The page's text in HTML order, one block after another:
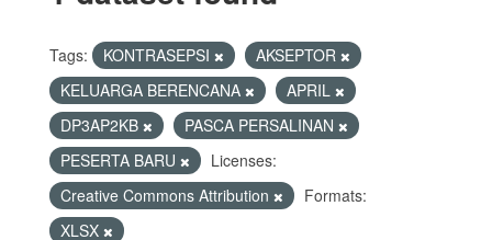
Tags: KONTRASEPSI
AKSEPTOR
KELUARGA BERENCANA
APRIL
DP3AP2KB
PASCA PERSALINAN
PESERTA BARU
Licenses:
Creative Commons Attribution
Formats:
XLSX